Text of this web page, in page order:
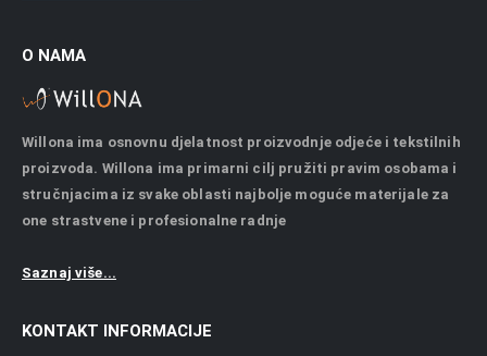
O NAMA
Willona ima osnovnu djelatnost proizvodnje odjeće i tekstilnih
proizvoda. Willona ima primarni cilj pružiti pravim osobama i
stručnjacima iz svake oblasti najbolje moguće materijale za
one strastvene i profesionalne radnje
Saznaj više...
KONTAKT INFORMACIJE